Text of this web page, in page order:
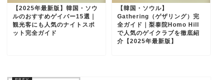
【2025年最新版】韓国・ソウ
ルのおすすめゲイバー15選｜
観光客にも人気のナイトスポ
ット完全ガイド
【韓国・ソウル】
Gathering（ゲザリング）完
全ガイド｜梨泰院Homo Hill
で人気のゲイクラブを徹底紹
介【2025年最新版】